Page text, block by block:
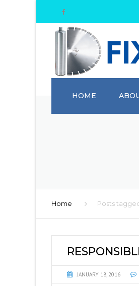
HOME
Home Posts
JANUARY 18, 2016